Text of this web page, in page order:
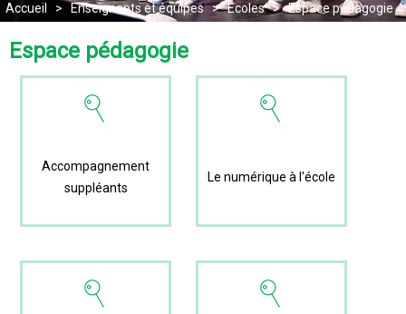
Accueil > Enseignants et équipes > Écoles > Espace pédagogie
Espace pédagogie
Accompagnement
suppléants
Le numérique à l'école